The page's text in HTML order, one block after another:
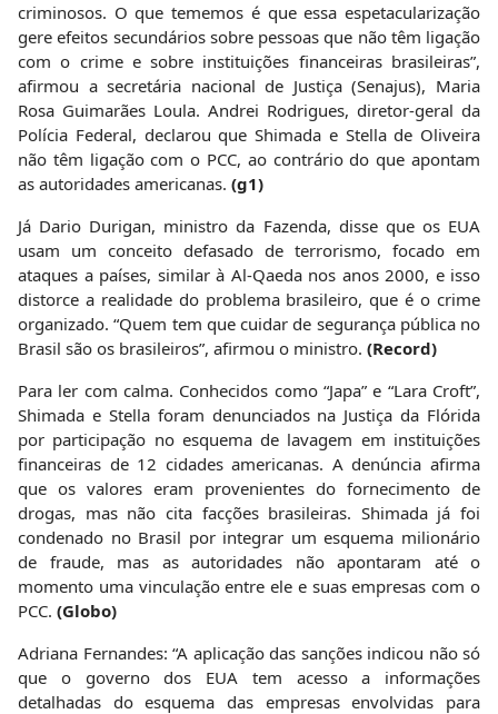
criminosos. O que tememos é que essa espetacularização
gere efeitos secundários sobre pessoas que não têm ligação
com o crime e sobre instituições financeiras brasileiras”,
afirmou a secretária nacional de Justiça (Senajus), Maria
Rosa Guimarães Loula. Andrei Rodrigues, diretor-geral da
Polícia Federal, declarou que Shimada e Stella de Oliveira
não têm ligação com o PCC, ao contrário do que apontam
as autoridades americanas. (g1)
Já Dario Durigan, ministro da Fazenda, disse que os EUA
usam um conceito defasado de terrorismo, focado em
ataques a países, similar à Al-Qaeda nos anos 2000, e isso
distorce a realidade do problema brasileiro, que é o crime
organizado. “Quem tem que cuidar de segurança pública no
Brasil são os brasileiros”, afirmou o ministro. (Record)
Para ler com calma. Conhecidos como “Japa” e “Lara Croft”,
Shimada e Stella foram denunciados na Justiça da Flórida
por participação no esquema de lavagem em instituições
financeiras de 12 cidades americanas. A denúncia afirma
que os valores eram provenientes do fornecimento de
drogas, mas não cita facções brasileiras. Shimada já foi
condenado no Brasil por integrar um esquema milionário
de fraude, mas as autoridades não apontaram até o
momento uma vinculação entre ele e suas empresas com o
PCC. (Globo)
Adriana Fernandes: “A aplicação das sanções indicou não só
que o governo dos EUA tem acesso a informações
detalhadas do esquema das empresas envolvidas para